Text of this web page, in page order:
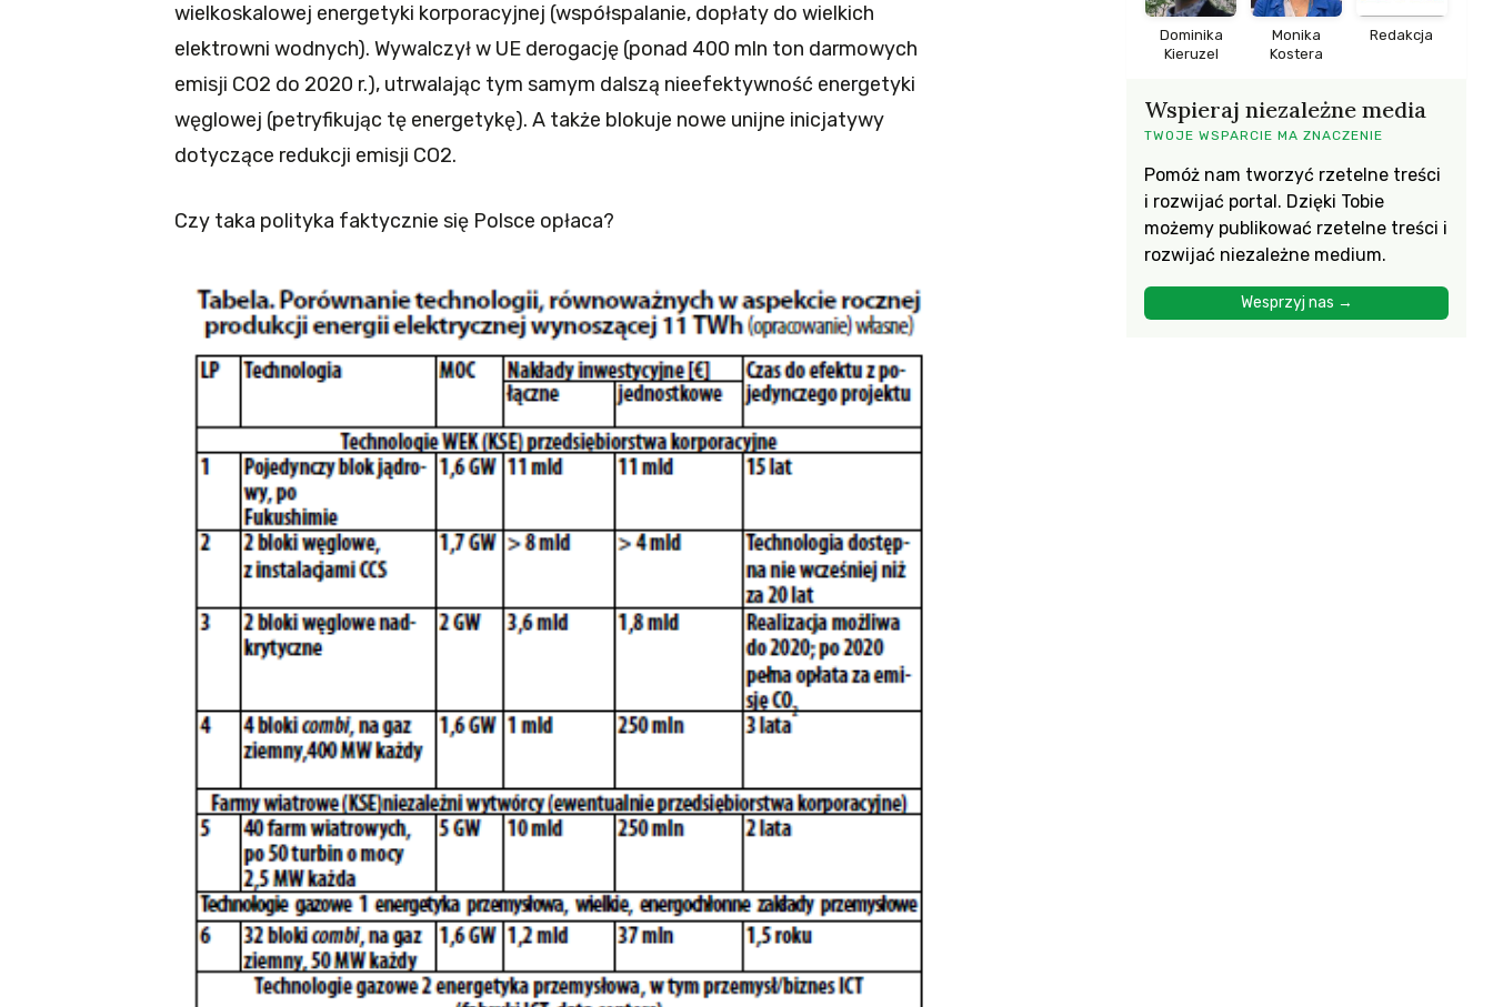
wielkoskalowej energetyki korporacyjnej (współspalanie, dopłaty do wielkich
elektrowni wodnych). Wywalczył w UE derogację (ponad 400 mln ton darmowych
emisji CO2 do 2020 r.), utrwalając tym samym dalszą nieefektywność energetyki
węglowej (petryfikując tę energetykę). A także blokuje nowe unijne inicjatywy
dotyczące redukcji emisji CO2.
Czy taka polityka faktycznie się Polsce opłaca?
Dominika
Kieruzel
Monika
Kostera
Redakcja
Wspieraj niezależne media
TWOJE WSPARCIE MA ZNACZENIE
Pomóż nam tworzyć rzetelne treści
i rozwijać portal. Dzięki Tobie
możemy publikować rzetelne treści i
rozwijać niezależne medium.
Wesprzyj nas →